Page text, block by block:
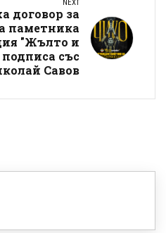
NEXT
договор за
паметника
"Жълто и
със
Савов